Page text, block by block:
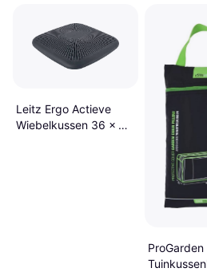
Leitz Ergo Actieve
Wiebelkussen 36 x 36
ProGarden